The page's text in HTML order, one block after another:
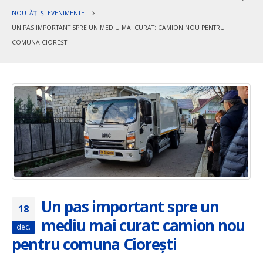
NOUTĂȚI ȘI EVENIMENTE
UN PAS IMPORTANT SPRE UN MEDIU MAI CURAT: CAMION NOU PENTRU
COMUNA CIOREȘTI
18
dec.
Un pas important spre un
mediu mai curat: camion nou
pentru comuna Ciorești